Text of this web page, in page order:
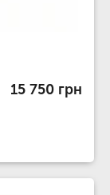
15 750 грн